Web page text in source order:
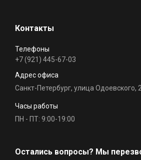
Контакты
Телефоны
+7 (921) 445-67-03
Адрес офиса
Санкт-Петербург, улица Одоевского,
Часы работы
ПН - ПТ: 9:00-19:00
Остались вопросы? Мы